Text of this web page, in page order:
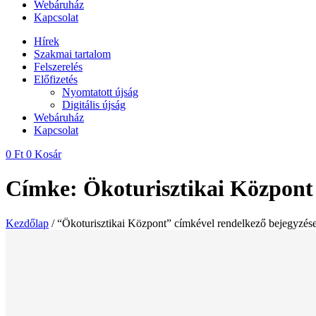
Webáruház
Kapcsolat
Hírek
Szakmai tartalom
Felszerelés
Előfizetés
Nyomtatott újság
Digitális újság
Webáruház
Kapcsolat
0 Ft 0 Kosár
Címke: Ökoturisztikai Központ
Kezdőlap / “Ökoturisztikai Központ” címkével rendelkező